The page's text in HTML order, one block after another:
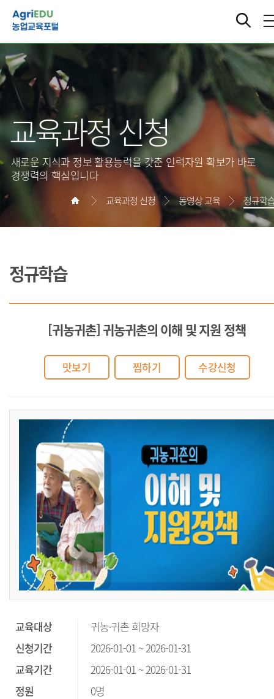
교육과정 신청
새로운 지식과 정보 활용능력을 갖춘 인력자원 확보가 바로
경쟁력의 핵심입니다
교육과정 신청 동영상 교육 정규학
정규학습
[귀농귀촌] 귀농귀촌의 이해 및 지원 정책
맛보기 찜하기 수강신청
교육대상
귀농·귀촌 희망자
신청기간
2026-01-01 ~ 2026-01-31
교육기간
2026-01-01 ~ 2026-01-31
정원
0명